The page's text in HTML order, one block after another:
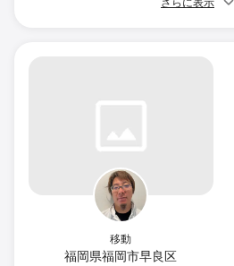
移動
福岡県福岡市早良区